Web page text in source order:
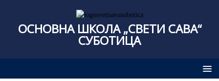
ОСНОВНА ШКОЛА „СВЕТИ САВА“
СУБОТИЦА